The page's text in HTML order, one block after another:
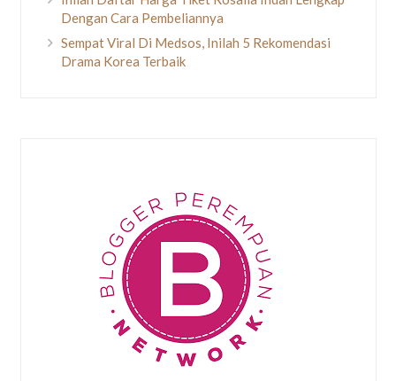
Dengan Cara Pembeliannya
Sempat Viral Di Medsos, Inilah 5 Rekomendasi
Drama Korea Terbaik